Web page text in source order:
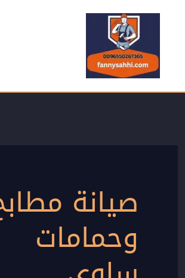
تخطي
المحتوى
صيانة
وحمامات